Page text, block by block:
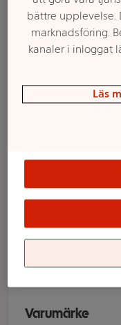
Mad
Dickie
Varumärke
Sortimentet
bättre upplevelse.
marknadsföring.
kanaler i inloggat
Läs